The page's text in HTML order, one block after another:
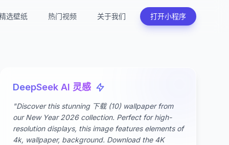
选壁纸 热门视频 关于我们 打开小程序
DeepSeek AI 灵感
"Discover this stunning 下载 (10) wallpaper from
our New Year 2026 collection. Perfect for high-
resolution displays, this image features elements of
4k, wallpaper, background. Download the 4K